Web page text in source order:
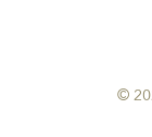
©